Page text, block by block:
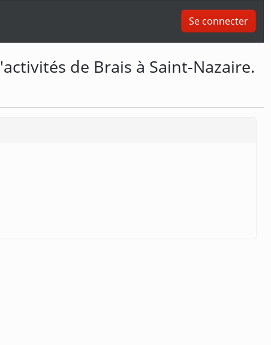
Se connecter
de Brais à Saint-Nazaire.